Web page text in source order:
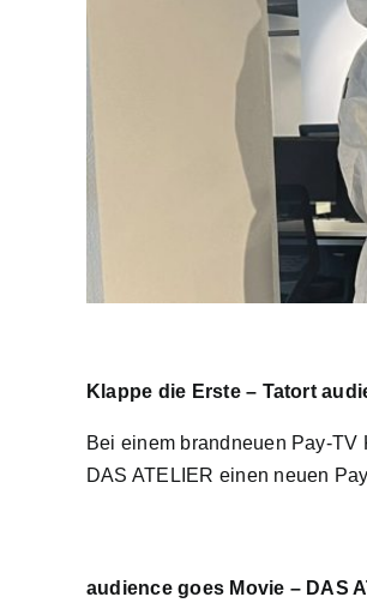
Klappe die Erste – Tatort
Bei einem brandneuen Pay-TV
DAS ATELIER einen neuen
audience goes Movie – DAS